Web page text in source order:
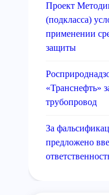
Проект
(подкласса)
применении
защиты
«Транснефть»
трубопровод
За
предложено